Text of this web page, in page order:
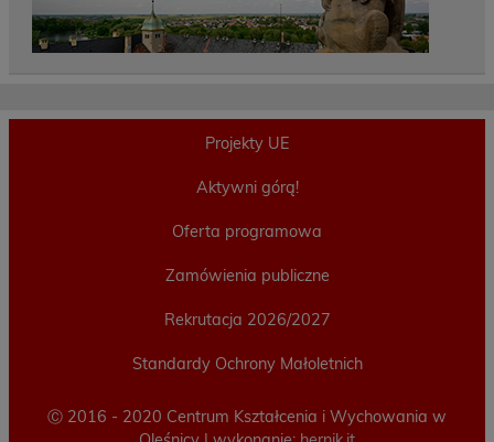
Projekty UE
Aktywni górą!
Oferta programowa
Zamówienia publiczne
Rekrutacja 2026/2027
Standardy Ochrony Małoletnich
Ⓒ 2016 - 2020 Centrum Kształcenia i Wychowania w